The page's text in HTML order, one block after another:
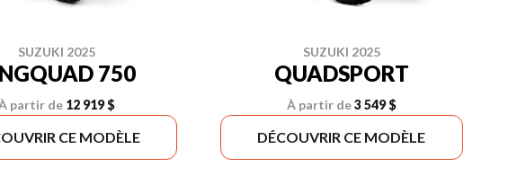
SUZUKI 2025
750
partir de 12 919 $
CE MODÈLE
SUZUKI 2025
QUADSPORT
À partir de3 549 $
DÉCOUVRIR CE MODÈLE